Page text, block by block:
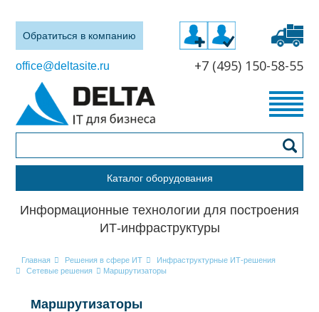
Обратиться в компанию
office@deltasite.ru +7 (495) 150-58-55
Каталог оборудования
Информационные технологии для построения
ИТ-инфраструктуры
Главная Решения в сфере ИТ
Инфраструктурные ИТ-решения
Сетевые решения
Маршрутизаторы
Маршрутизаторы